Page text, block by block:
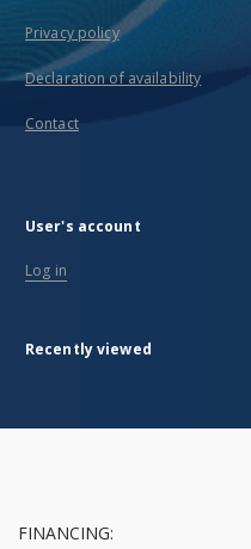
Privacy policy
Declaration of availability
Contact
User's account
Log in
Recently viewed
FINANCING: